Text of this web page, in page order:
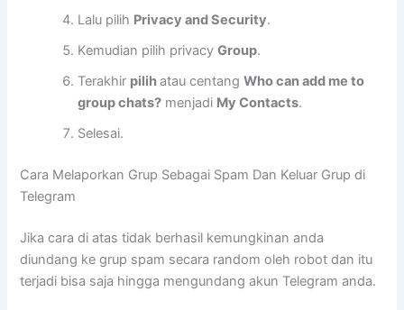
Lalu pilih Privacy and Security.
Kemudian pilih privacyGroup.
Terakhir pilihatau centangWho can add me to
group chats? menjadi My Contacts.
Selesai.
Cara Melaporkan Grup Sebagai Spam Dan Keluar Grup di
Telegram
Jika cara di atas tidak berhasil kemungkinan anda
diundang ke grup spam secara random oleh robot dan itu
terjadi bisa saja hingga mengundang akun Telegram anda.